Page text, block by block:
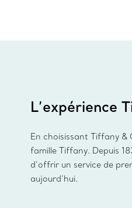
L’expérience
En choisissant Tiffany &
famille Tiffany. Depuis
d’offrir un service de
aujourd’hui.